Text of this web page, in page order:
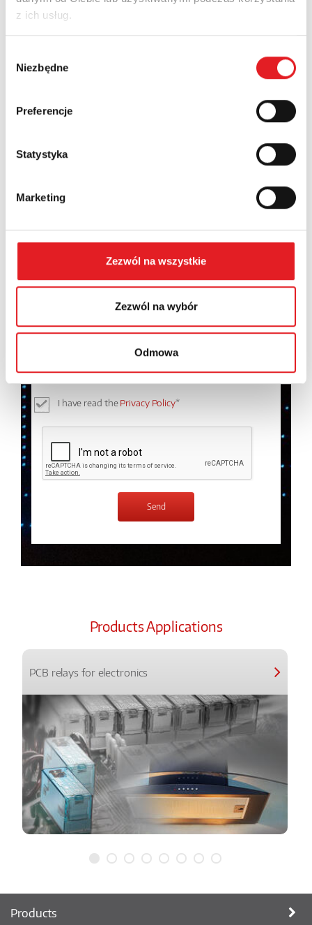
z ich usług.
zgody
Niezbędne
Preferencje
Statystyka
Marketing
Zezwól na wszystkie
Zezwól na wybór
Odmowa
Email: *
Company:
Contents: *
I consent to the processing of my personal data by
Relpol S.A. More information on the processing of
personal data in thePrivacy Policy*
I have read thePrivacy Policy*
Products Applications
PCB relays for electronics
Products